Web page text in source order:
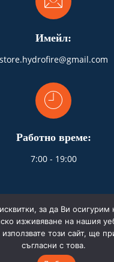
Имейл:
store.hydrofire@gmail.com
Работно време:
7:00 - 19:00
Всички права
за да Ви осигурим
изживяване на нашия
този сайт, ще
съгласни с това.